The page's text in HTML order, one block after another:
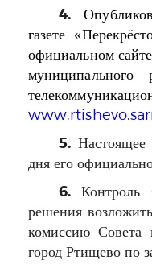
4.
газете
официальном
5.Настоящее
дня его
6. Контроль
решения
комиссию Совета
город Ртищево по